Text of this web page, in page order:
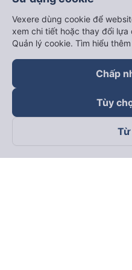
Theo dõi chúng tôi
Vexere dùng cookie để
xem chi tiết hoặc thay đổi
Quản lý cookie. Tìm hiểu
Chấp
Tùy